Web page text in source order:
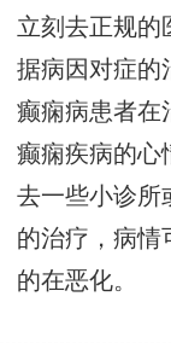
立刻去正规的
据病因对症的
癫痫病患者在
癫痫疾病的心
去一些小诊所
的治疗，病情
的在恶化。